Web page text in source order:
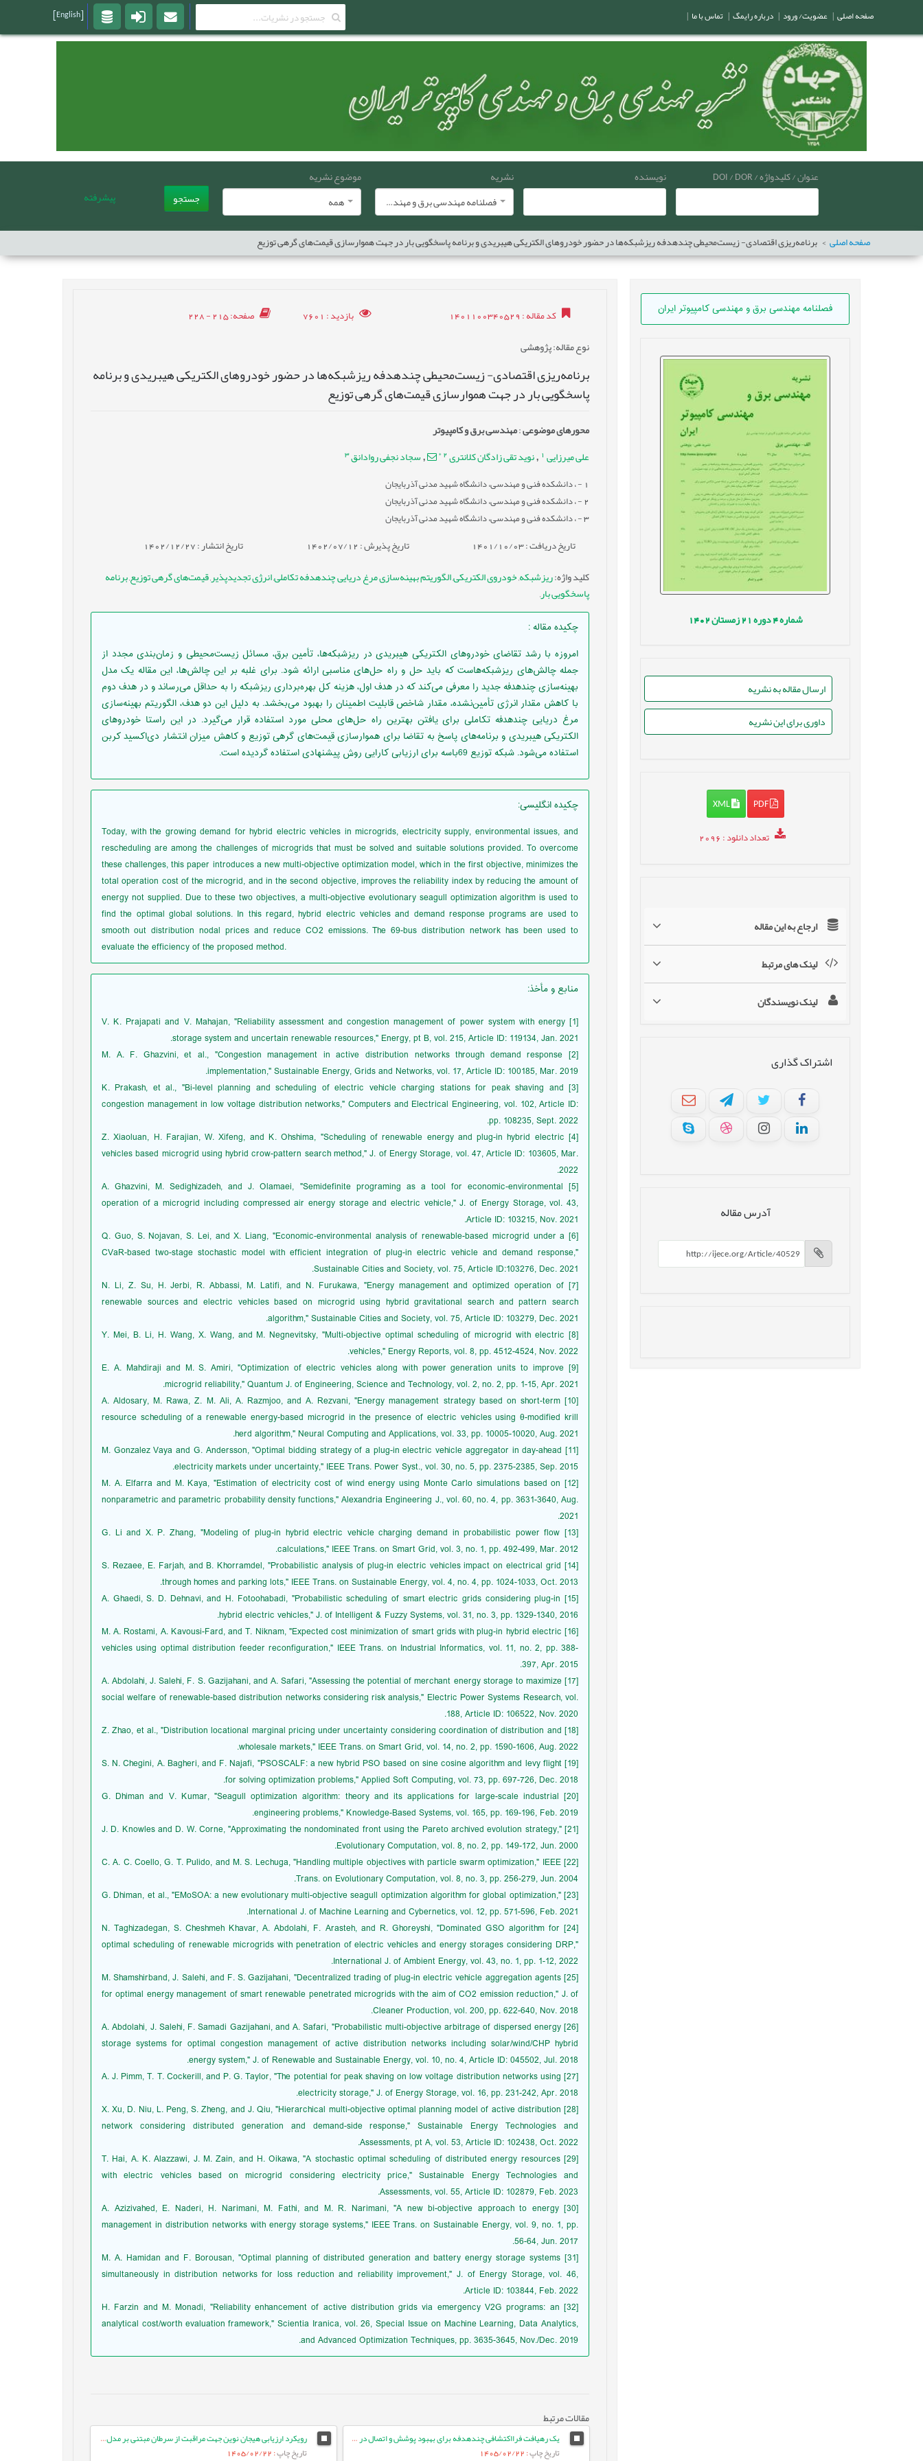
عنوان / کلیدواژه / DOI / DOR نویسنده
نشریه
فصلنامه مهندسی برق و مهندسی کامپيوتر ايران
موضوع نشریه
همه
جستجو پیشرفته
صفحه اصلی برنامه‌ریزی اقتصادی- زیست‌محیطی چندهدفه ریزشبکه‌ها در حضور خودروهای الکتریکی هیبریدی و برنامه پاسخگویی بار در جهت هموارسازی قیمت‌های گرهی توزیع
فصلنامه مهندسی برق و مهندسی کامپيوتر ايران
شماره4 دوره زمستان1402
ارسال مقاله به نشریه
داوری برای این نشریه
PDF
XML
تعداد دانلود: 2096
ارجاع به این مقاله
لینک های مرتبط
لینک نویسندگان
اشتراک گذاری
آدرس مقاله
کد مقاله: 1401100340529 بازدید: 7601 صفحه: 215 - 228
نوع مقاله: پژوهشی
برنامه‌ریزی اقتصادی- زیست‌محیطی چندهدفه ریزشبکه‌ها در حضور خودروهای الکتریکی هیبریدی و برنامه
پاسخگویی بار در جهت هموارسازی قیمت‌های گرهی توزیع
محورهای موضوعی:مهندسی برق و کامپیوتر
علی میرزایی 1
,نوید تقی زادگان کلانتری2
*
,سجاد نجفی روادانق3
1 - ، دانشکده فنی و مهندسی، دانشگاه شهید مدنی آذربایجان
2- ، دانشکده فنی و مهندسی، دانشگاه شهید مدنی آذربایجان
3- ، دانشکده فنی و مهندسی، دانشگاه شهید مدنی آذربایجان
تاریخ دریافت : 1401/10/03 تاریخ پذیرش : 1402/07/12 تاریخ انتشار : 1402/12/27
کلید واژه:ریزشبکه,خودروی الکتریکی,الگوریتم بهینه‌سازی مرغ دریایی چندهدفه تکاملی,انرژی تجدیدپذیر,قیمت‌های گرهی توزیع,برنامه
پاسخگویی بار,
چکیده مقاله:
امروزه با رشد تقاضای خودروهای الکتریکی هیبریدی در ریزشبکه‌ها، تأمین برق، مسائل زیست‌محیطی و زمان‌بندی مجدد از
جمله چالش‌های ریزشبکه‌هاست که باید حل و راه حل‌های مناسبی ارائه شود. برای غلبه بر این چالش‌ها، این مقاله یک مدل
بهینه‌سازی چندهدفه جدید را معرفی می‌کند که در هدف اول، هزینه کل بهره‌برداری ریزشبکه را به حداقل می‌رساند و در هدف دوم
با کاهش مقدار انرژی تأمین‌نشده، مقدار شاخص قابلیت اطمینان را بهبود می‌بخشد. به دلیل این دو هدف، الگوریتم بهینه‌سازی
مرغ دریایی چندهدفه تکاملی برای یافتن بهترین راه حل‌های محلی مورد استفاده قرار می‌گیرد. در این راستا خودروهای
الکتریکی هیبریدی و برنامه‌های پاسخ به تقاضا برای هموارسازی قیمت‌های گرهی توزیع و کاهش میزان انتشار دی‌اکسید کربن
استفاده می‌شود. شبکه توزیع 69باسه برای ارزیابی کارایی روش پیشنهادی استفاده گردیده است.
چکیده انگلیسی:
Today, with the growing demand for hybrid electric vehicles in microgrids, electricity supply, environmental issues, and
rescheduling are among the challenges of microgrids that must be solved and suitable solutions provided. To overcome
these challenges, this paper introduces a new multi-objective optimization model, which in the first objective, minimizes the
total operation cost of the microgrid, and in the second objective, improves the reliability index by reducing the amount of
energy not supplied. Due to these two objectives, a multi-objective evolutionary seagull optimization algorithm is used to
find the optimal global solutions. In this regard, hybrid electric vehicles and demand response programs are used to
smooth out distribution nodal prices and reduce CO2 emissions. The 69-bus distribution network has been used to
evaluate the efficiency of the proposed method.
منابع و مأخذ:
[1] V. K. Prajapati and V. Mahajan, "Reliability assessment and congestion management of power system with energy
storage system and uncertain renewable resources," Energy, pt B, vol. 215, Article ID: 119134, Jan. 2021.
[2] M. A. F. Ghazvini, et al., "Congestion management in active distribution networks through demand response
implementation," Sustainable Energy, Grids and Networks, vol. 17, Article ID: 100185, Mar. 2019.
[3] K. Prakash, et al., "Bi-level planning and scheduling of electric vehicle charging stations for peak shaving and
congestion management in low voltage distribution networks," Computers and Electrical Engineering, vol. 102, Article ID:
pp. 108235, Sept. 2022.
[4] Z. Xiaoluan, H. Farajian, W. Xifeng, and K. Ohshima, "Scheduling of renewable energy and plug-in hybrid electric
vehicles based microgrid using hybrid crow-pattern search method," J. of Energy Storage, vol. 47, Article ID: 103605, Mar.
2022.
[5] A. Ghazvini, M. Sedighizadeh, and J. Olamaei, "Semidefinite programing as a tool for economic-environmental
operation of a microgrid including compressed air energy storage and electric vehicle," J. of Energy Storage, vol. 43,
Article ID: 103215, Nov. 2021.
[6] Q. Guo, S. Nojavan, S. Lei, and X. Liang, "Economic-environmental analysis of renewable-based microgrid under a
CVaR-based two-stage stochastic model with efficient integration of plug-in electric vehicle and demand response,"
Sustainable Cities and Society, vol. 75, Article ID:103276, Dec. 2021.
[7] N. Li, Z. Su, H. Jerbi, R. Abbassi, M. Latifi, and N. Furukawa, "Energy management and optimized operation of
renewable sources and electric vehicles based on microgrid using hybrid gravitational search and pattern search
algorithm," Sustainable Cities and Society, vol. 75, Article ID: 103279, Dec. 2021.
[8] Y. Mei, B. Li, H. Wang, X. Wang, and M. Negnevitsky, "Multi-objective optimal scheduling of microgrid with electric
vehicles," Energy Reports, vol. 8, pp. 4512-4524, Nov. 2022.
[9] E. A. Mahdiraji and M. S. Amiri, "Optimization of electric vehicles along with power generation units to improve
microgrid reliability," Quantum J. of Engineering, Science and Technology, vol. 2, no. 2, pp. 1-15, Apr. 2021.
[10] A. Aldosary, M. Rawa, Z. M. Ali, A. Razmjoo, and A. Rezvani, "Energy management strategy based on short-term
resource scheduling of a renewable energy-based microgrid in the presence of electric vehicles using θ-modified krill
herd algorithm," Neural Computing and Applications, vol. 33, pp. 10005-10020, Aug. 2021.
[11] M. Gonzalez Vaya and G. Andersson, "Optimal bidding strategy of a plug-in electric vehicle aggregator in day-ahead
electricity markets under uncertainty," IEEE Trans. Power Syst., vol. 30, no. 5, pp. 2375-2385, Sep. 2015.
[12] M. A. Elfarra and M. Kaya, "Estimation of electricity cost of wind energy using Monte Carlo simulations based on
nonparametric and parametric probability density functions," Alexandria Engineering J., vol. 60, no. 4, pp. 3631-3640, Aug.
2021.
[13] G. Li and X. P. Zhang, "Modeling of plug-in hybrid electric vehicle charging demand in probabilistic power flow
calculations," IEEE Trans. on Smart Grid, vol. 3, no. 1, pp. 492-499, Mar. 2012.
[14] S. Rezaee, E. Farjah, and B. Khorramdel, "Probabilistic analysis of plug-in electric vehicles impact on electrical grid
through homes and parking lots," IEEE Trans. on Sustainable Energy, vol. 4, no. 4, pp. 1024-1033, Oct. 2013.
[15] A. Ghaedi, S. D. Dehnavi, and H. Fotoohabadi, "Probabilistic scheduling of smart electric grids considering plug-in
hybrid electric vehicles," J. of Intelligent & Fuzzy Systems, vol. 31, no. 3, pp. 1329-1340, 2016.
[16] M. A. Rostami, A. Kavousi-Fard, and T. Niknam, "Expected cost minimization of smart grids with plug-in hybrid electric
vehicles using optimal distribution feeder reconfiguration," IEEE Trans. on Industrial Informatics, vol. 11, no. 2, pp. 388-
397, Apr. 2015.
[17] A. Abdolahi, J. Salehi, F. S. Gazijahani, and A. Safari, "Assessing the potential of merchant energy storage to maximize
social welfare of renewable-based distribution networks considering risk analysis," Electric Power Systems Research, vol.
188, Article ID: 106522, Nov. 2020.
[18] Z. Zhao, et al., "Distribution locational marginal pricing under uncertainty considering coordination of distribution and
wholesale markets," IEEE Trans. on Smart Grid, vol. 14, no. 2, pp. 1590-1606, Aug. 2022.
[19] S. N. Chegini, A. Bagheri, and F. Najafi, "PSOSCALF: a new hybrid PSO based on sine cosine algorithm and levy flight
for solving optimization problems," Applied Soft Computing, vol. 73, pp. 697-726, Dec. 2018.
[20] G. Dhiman and V. Kumar, "Seagull optimization algorithm: theory and its applications for large-scale industrial
engineering problems," Knowledge-Based Systems, vol. 165, pp. 169-196, Feb. 2019.
[21] J. D. Knowles and D. W. Corne, "Approximating the nondominated front using the Pareto archived evolution strategy,"
Evolutionary Computation, vol. 8, no. 2, pp. 149-172, Jun. 2000.
[22] C. A. C. Coello, G. T. Pulido, and M. S. Lechuga, "Handling multiple objectives with particle swarm optimization," IEEE
Trans. on Evolutionary Computation, vol. 8, no. 3, pp. 256-279, Jun. 2004.
[23] G. Dhiman, et al., "EMoSOA: a new evolutionary multi-objective seagull optimization algorithm for global optimization,"
International J. of Machine Learning and Cybernetics, vol. 12, pp. 571-596, Feb. 2021.
[24] N. Taghizadegan, S. Cheshmeh Khavar, A. Abdolahi, F. Arasteh, and R. Ghoreyshi, "Dominated GSO algorithm for
optimal scheduling of renewable microgrids with penetration of electric vehicles and energy storages considering DRP,"
International J. of Ambient Energy, vol. 43, no. 1, pp. 1-12, 2022.
[25] M. Shamshirband, J. Salehi, and F. S. Gazijahani, "Decentralized trading of plug-in electric vehicle aggregation agents
for optimal energy management of smart renewable penetrated microgrids with the aim of CO2 emission reduction," J. of
Cleaner Production, vol. 200, pp. 622-640, Nov. 2018.
[26] A. Abdolahi, J. Salehi, F. Samadi Gazijahani, and A. Safari, "Probabilistic multi-objective arbitrage of dispersed energy
storage systems for optimal congestion management of active distribution networks including solar/wind/CHP hybrid
energy system," J. of Renewable and Sustainable Energy, vol. 10, no. 4, Article ID: 045502, Jul. 2018.
[27] A. J. Pimm, T. T. Cockerill, and P. G. Taylor, "The potential for peak shaving on low voltage distribution networks using
electricity storage," J. of Energy Storage, vol. 16, pp. 231-242, Apr. 2018.
[28] X. Xu, D. Niu, L. Peng, S. Zheng, and J. Qiu, "Hierarchical multi-objective optimal planning model of active distribution
network considering distributed generation and demand-side response," Sustainable Energy Technologies and
Assessments, pt A, vol. 53, Article ID: 102438, Oct. 2022.
[29] T. Hai, A. K. Alazzawi, J. M. Zain, and H. Oikawa, "A stochastic optimal scheduling of distributed energy resources
with electric vehicles based on microgrid considering electricity price," Sustainable Energy Technologies and
Assessments, vol. 55, Article ID: 102879, Feb. 2023.
[30] A. Azizivahed, E. Naderi, H. Narimani, M. Fathi, and M. R. Narimani, "A new bi-objective approach to energy
management in distribution networks with energy storage systems," IEEE Trans. on Sustainable Energy, vol. 9, no. 1, pp.
56-64, Jun. 2017.
[31] M. A. Hamidan and F. Borousan, "Optimal planning of distributed generation and battery energy storage systems
simultaneously in distribution networks for loss reduction and reliability improvement," J. of Energy Storage, vol. 46,
Article ID: 103844, Feb. 2022.
[32] H. Farzin and M. Monadi, "Reliability enhancement of active distribution grids via emergency V2G programs: an
analytical cost/worth evaluation framework," Scientia Iranica, vol. 26, Special Issue on Machine Learning, Data Analytics,
and Advanced Optimization Techniques, pp. 3635-3645, Nov./Dec. 2019.
مقالات مرتبط
یک رهیافت فرااکتشافی چندهدفه برای بهبود پوشش و اتصال در شبکه‌های حسگر بی‌سیم
تاریخ چاپ: 1405/02/22
رویکرد ارزیابی هیجان نوین جهت مراقبت از سرطان مبتنی بر مدل‌های زبانی بزرگ
تاریخ چاپ: 1405/02/22
صفحه اصلی | عضویت/ ورود | درباره رایمگ | تماس با ما |
[English]